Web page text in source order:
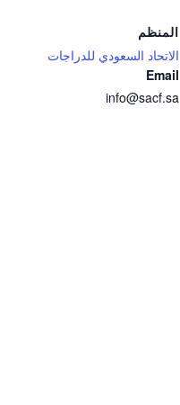
المنظم
الاتحاد السعودي للدراجات
Email
info@sacf.sa